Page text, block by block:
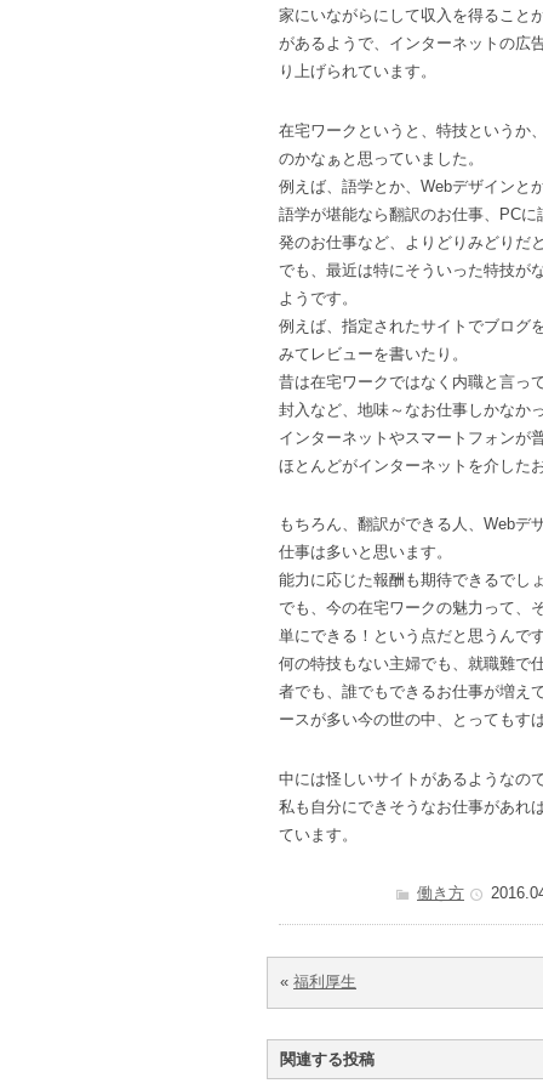
家にいながらにして収入を得ること
があるようで、インターネットの広
り上げられています。
在宅ワークというと、特技というか
のかなぁと思っていました。
例えば、語学とか、Webデザインと
語学が堪能なら翻訳のお仕事、PC
発のお仕事など、よりどりみどりだ
でも、最近は特にそういった特技が
ようです。
例えば、指定されたサイトでブログ
みてレビューを書いたり。
昔は在宅ワークではなく内職と言っ
封入など、地味～なお仕事しかなか
インターネットやスマートフォンが
ほとんどがインターネットを介した
もちろん、翻訳ができる人、Webデ
仕事は多いと思います。
能力に応じた報酬も期待できるでし
でも、今の在宅ワークの魅力って、
単にできる！という点だと思うんで
何の特技もない主婦でも、就職難で
者でも、誰でもできるお仕事が増え
ースが多い今の世の中、とってもす
中には怪しいサイトがあるようなの
私も自分にできそうなお仕事があれ
ています。
働き方
« 福利厚生
関連する投稿